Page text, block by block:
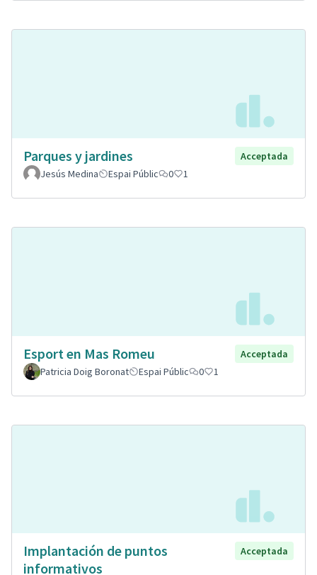
Parques y jardines
Acceptada
Jesús Medina
Espai Públic 0 1
Esport en Mas Romeu
Acceptada
Patricia Doig Boronat
Espai Públic 0 1
Implantación de puntos
informativos
Acceptada